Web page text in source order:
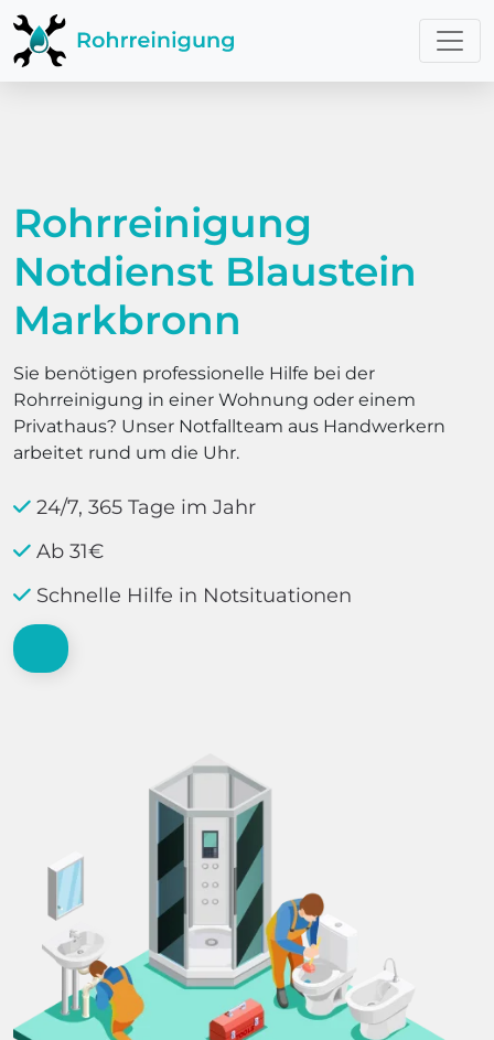
Rohrreinigung
Notdienst Blaustein
Markbronn
Sie benötigen professionelle Hilfe bei der
Rohrreinigung in einer Wohnung oder einem
Privathaus? Unser Notfallteam aus Handwerkern
arbeitet rund um die Uhr.
24/7, 365 Tage im Jahr
Ab 31€
Schnelle Hilfe in Notsituationen